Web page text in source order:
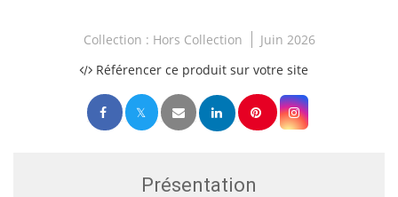
Collection : Hors Collection
Juin 2026
Référencer ce produit sur votre site
Présentation